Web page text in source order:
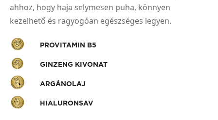
ahhoz, hogy haja selymesen puha, könnyen
kezelhető és ragyogóan egészséges legyen.
PROVITAMIN B5
GINZENG KIVONAT
ARGÁNOLAJ
HIALURONSAV